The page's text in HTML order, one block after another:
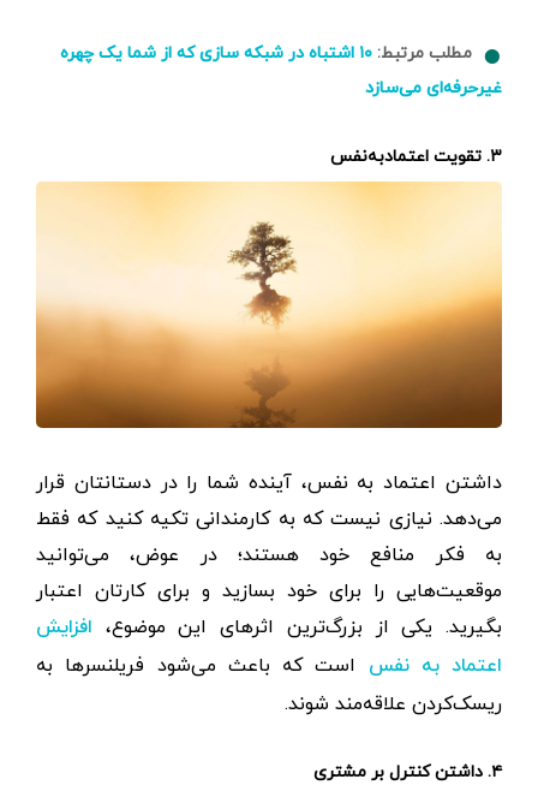
مطلب مرتبط:
۱۰ اشتباه در شبکه سازی که از شما یک چهره
غیرحرفه‌ای می‌سازد
۳. تقویت اعتمادبه‌نفس
داشتن اعتماد به نفس، آینده شما را در دستانتان قرار
می‌دهد. نیازی نیست که به کارمندانی تکیه کنید که فقط
به فکر منافع خود هستند؛ در عوض، می‌توانید
موقعیت‌هایی را برای خود بسازید و برای کارتان اعتبار
بگیرید. یکی از بزرگ‌ترین اثرهای این موضوع، افزایش
اعتماد به نفس است که باعث می‌شود فریلنسرها به
ریسک‌کردن علاقه‌مند شوند.
۴. داشتن کنترل بر مشتری